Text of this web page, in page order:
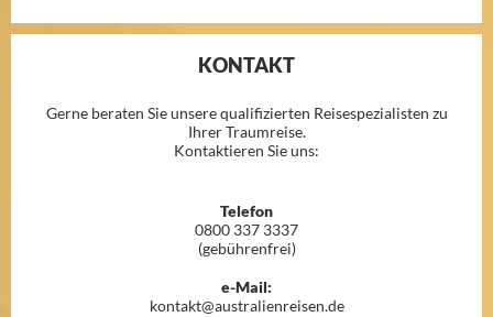
KONTAKT
Gerne beraten Sie unsere qualifizierten Reisespezialisten zu
Ihrer Traumreise.
Kontaktieren Sie uns:
Telefon
0800 337 3337
(gebührenfrei)
e-Mail:
kontakt@australienreisen.de